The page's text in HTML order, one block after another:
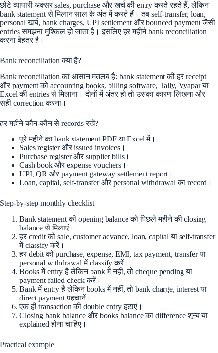
छोटे व्यापारी अक्सर sales, purchase और खर्च की entry करते रहते हैं, लेकिन
bank statement से मिलान साल के अंत में करते हैं। तब self-transfer, loan,
personal खर्च, bank charges, UPI settlement और bounced payment जैसी
entries समझना मुश्किल हो जाता है। इसलिए हर महीने bank reconciliation
करना बेहतर है।
Bank reconciliation क्या है?
Bank reconciliation का आसान मतलब है: bank statement की हर receipt
और payment को accounting books, billing software, Tally, Vyapar या
Excel की entries से मिलाना। दोनों में अंतर हो तो उसका कारण लिखना और
सही correction करना।
हर महीने कौन-कौन से records रखें?
पूरे महीने का bank statement PDF या Excel में।
Sales register और issued invoices।
Purchase register और supplier bills।
Cash book और expense vouchers।
UPI, QR और payment gateway settlement report।
Loan, capital, self-transfer और personal withdrawal का record।
Step-by-step monthly checklist
Bank statement की opening balance को पिछले महीने की closing
balance से मिलाएं।
हर credit को sale, customer advance, loan, capital या self-transfer
में classify करें।
हर debit को purchase, expense, EMI, tax payment, transfer या
personal withdrawal में classify करें।
Books में entry है लेकिन bank में नहीं, तो cheque pending या
payment failed check करें।
Bank में entry है लेकिन books में नहीं, तो bank charge, interest या
direct payment पहचानें।
एक ही transaction की double entry हटाएं।
Closing bank balance और books balance का difference शून्य या
explained होना चाहिए।
Practical example